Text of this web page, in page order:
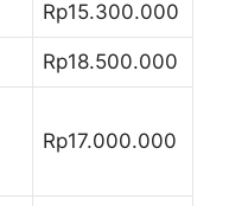
Rp15.300.000
Rp18.500.000
Rp17.000.000